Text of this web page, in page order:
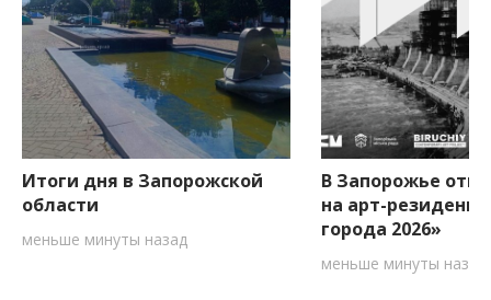
Итоги дня в Запорожской
области
меньше минуты назад
В Запорожье
на арт-
города 2026»
меньше минуты назад